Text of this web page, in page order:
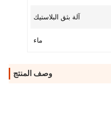
آلة بثق البلاستيك
ماء
وصف المنتج